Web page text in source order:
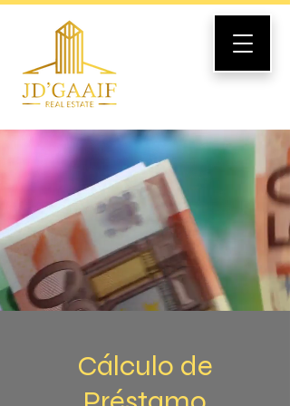
Cálculo de